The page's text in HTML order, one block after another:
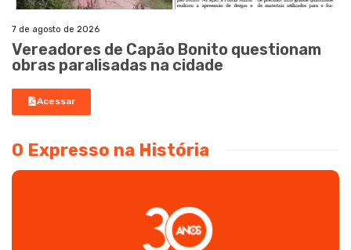
7 de agosto de 2026
Vereadores de Capão Bonito questionam
obras paralisadas na cidade
Acessar
O Expresso na História